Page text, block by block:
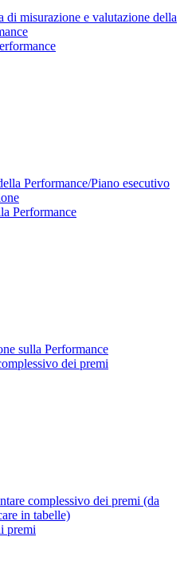
di misurazione e valutazione della
Performance/Piano esecutivo
Performance
sulla Performance
dei premi
complessivo dei premi (da
in tabelle)
premi